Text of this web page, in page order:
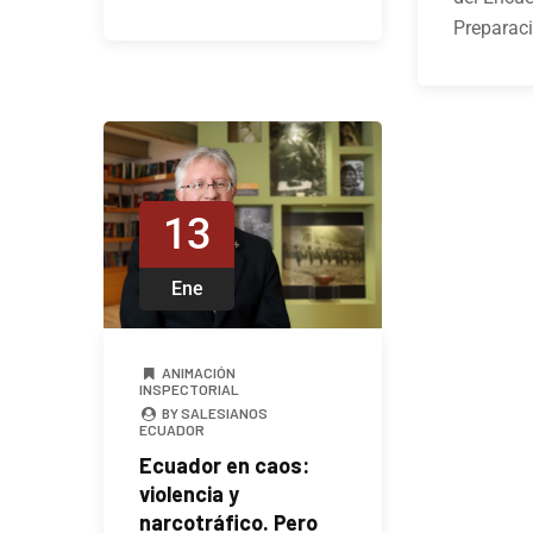
13
Ene
ANIMACIÓN
INSPECTORIAL
BY SALESIANOS
ECUADOR
Ecuador en caos:
violencia y
narcotráfico. Pero